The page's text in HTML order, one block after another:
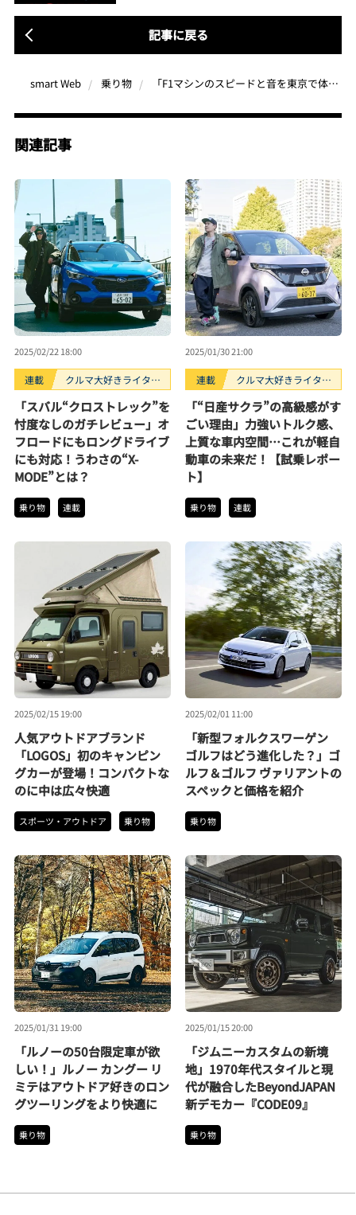
記事に戻る
smart Web 乗り物 「F1マシンのスピードと音を東京で体感せよ！」Red Bull Showrun x Powered by Hondaが4月2日（水）に開催決定
関連記事
2025/02/22 18:00
連載
クルマ大好きライター
「スバル“クロストレック”を
忖度なしのガチレビュー」オ
フロードにもロングドライブ
にも対応！うわさの“X-
MODE”とは？
乗り物 連載
2025/01/30 21:00
連載
クルマ大好きライター
「“日産サクラ”の高級感がす
ごい理由」力強いトルク感、
上質な車内空間…これが軽自
動車の未来だ！【試乗レポー
ト】
乗り物 連載
2025/02/15 19:00
人気アウトドアブランド
「LOGOS」初のキャンピン
グカーが登場！コンパクトな
のに中は広々快適
スポーツ・アウトドア 乗り物
2025/02/01 11:00
「新型フォルクスワーゲン
ゴルフはどう進化した？」ゴ
ルフ＆ゴルフ ヴァリアントの
スペックと価格を紹介
乗り物
2025/01/31 19:00
「ルノーの50台限定車が欲
しい！」ルノー カングー リ
ミテはアウトドア好きのロン
グツーリングをより快適に
乗り物
2025/01/15 20:00
「ジムニーカスタムの新境
地」1970年代スタイルと現
代が融合したBeyondJAPAN
新デモカー『CODE09』
乗り物